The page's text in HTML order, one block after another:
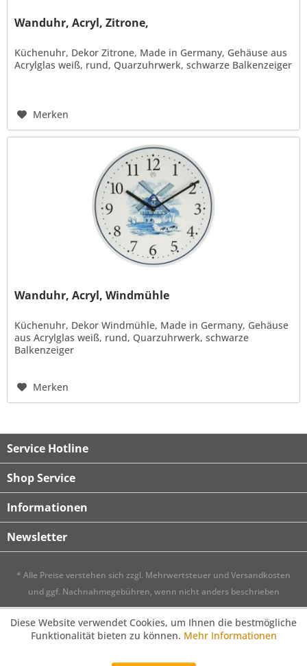
Wanduhr, Acryl, Zitrone,
Küchenuhr, Dekor Zitrone, Made in Germany, Gehäuse aus
Acrylglas weiß, rund, Quarzuhrwerk, schwarze Balkenzeiger
Merken
Wanduhr, Acryl, Windmühle
Küchenuhr, Dekor Windmühle, Made in Germany, Gehäuse
aus Acrylglas weiß, rund, Quarzuhrwerk, schwarze
Balkenzeiger
Merken
Service Hotline
Shop Service
Informationen
Newsletter
* Alle Preise verstehen sich zzgl. Mehrwertsteuer undVersandkosten
und ggf. Nachnahmegebühren, wenn nicht anders beschrieben
Diese Website verwendet Cookies, um Ihnen die bestmögliche
Funktionalität bieten zu können. Mehr Informationen